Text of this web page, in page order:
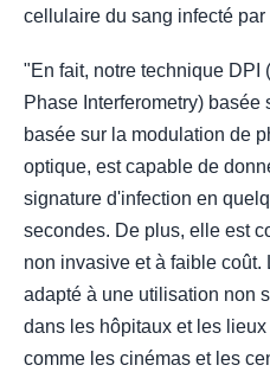
cellulaire du sang infecté par
"En fait, notre technique DPI
Phase Interferometry) basée
basée sur la modulation de
optique, est capable de
signature d'infection en
secondes. De plus, elle est
non invasive et à faible coût.
adapté à une utilisation non
dans les hôpitaux et les
comme les cinémas et les